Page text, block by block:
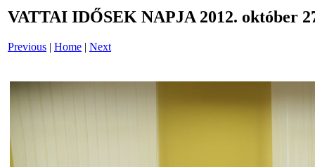
VATTAI IDŐSEK NAPJA 2012. október
Previous | Home | Next